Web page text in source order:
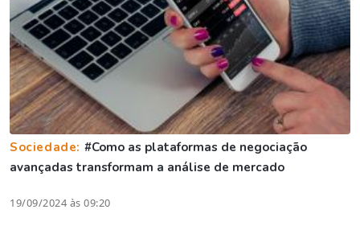
Sociedade: #Como as plataformas de negociação
avançadas transformam a análise de mercado
19/09/2024 às 09:20